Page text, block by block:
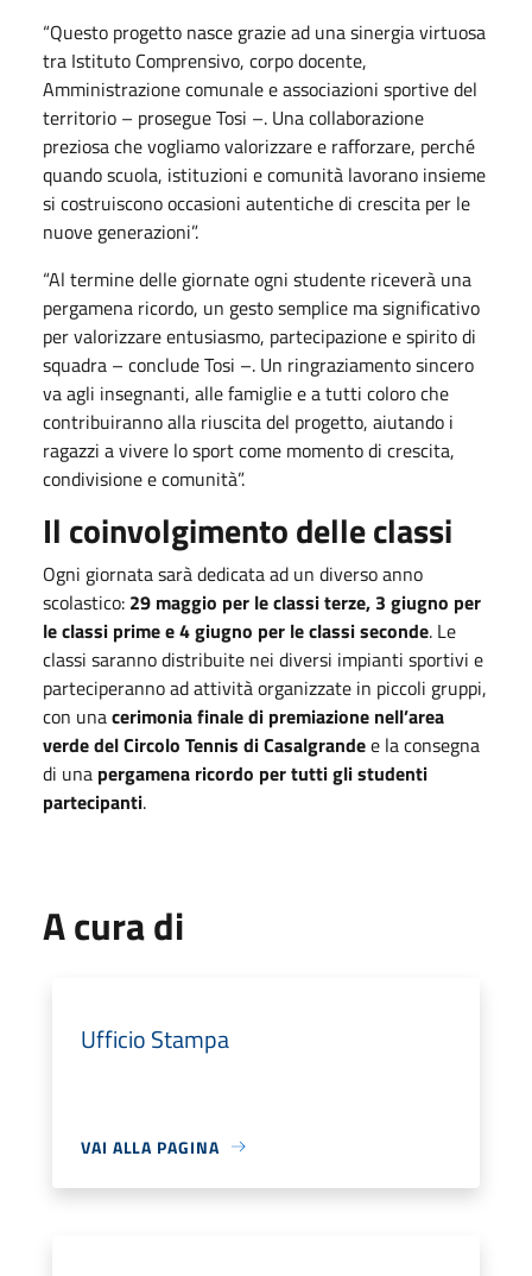
“Questo progetto nasce grazie ad una sinergia virtuosa
tra Istituto Comprensivo, corpo docente,
Amministrazione comunale e associazioni sportive del
territorio – prosegue Tosi –. Una collaborazione
preziosa che vogliamo valorizzare e rafforzare, perché
quando scuola, istituzioni e comunità lavorano insieme
si costruiscono occasioni autentiche di crescita per le
nuove generazioni”.
“Al termine delle giornate ogni studente riceverà una
pergamena ricordo, un gesto semplice ma significativo
per valorizzare entusiasmo, partecipazione e spirito di
squadra – conclude Tosi –. Un ringraziamento sincero
va agli insegnanti, alle famiglie e a tutti coloro che
contribuiranno alla riuscita del progetto, aiutando i
ragazzi a vivere lo sport come momento di crescita,
condivisione e comunità”.
Il coinvolgimento delle classi
Ogni giornata sarà dedicata ad un diverso anno
scolastico: 29 maggio per le classi terze, 3 giugno per
le classi prime e 4 giugno per le classi seconde. Le
classi saranno distribuite nei diversi impianti sportivi e
parteciperanno ad attività organizzate in piccoli gruppi,
con unacerimonia finale di premiazione nell’area
verde del Circolo Tennis di Casalgrandee la consegna
di una pergamena ricordo per tutti gli studenti
partecipanti.
A cura di
Ufficio Stampa
VAI ALLA PAGINA